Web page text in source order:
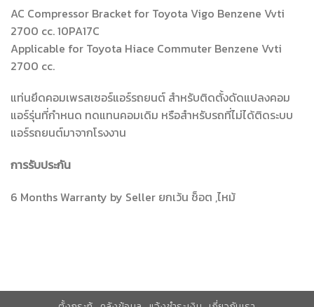
AC Compressor Bracket for Toyota Vigo Benzene Vvti
2700 cc. 10PA17C
Applicable for Toyota Hiace Commuter Benzene Vvti
2700 cc.
แท่นยึดคอมเพรสเซอร์แอร์รถยนต์ สำหรับติดตั้งดัดแปลงคอม
แอร์รุ่นที่กำหนด ทดแทนคอมเดิม หรือสำหรับรถที่ไม่ได้ติดระบบ
แอร์รถยนต์มาจากโรงงาน
การรับประกัน
6 Months Warranty by Seller ยกเว้น ช็อต ,ไหม้